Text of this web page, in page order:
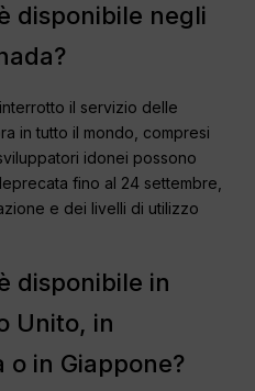
disponibile negli
il servizio delle
in tutto il mondo, compresi
idonei possono
fino al 24 settembre,
e dei livelli di utilizzo
disponibile in
Unito, in
o in Giappone?